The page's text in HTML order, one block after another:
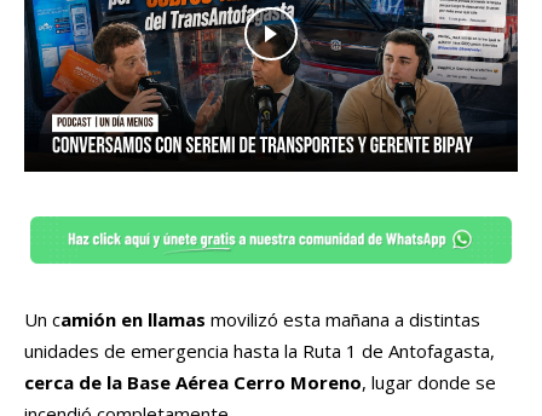
Un camión en llamas movilizó esta mañana a distintas
unidades de emergencia hasta la Ruta 1 de Antofagasta,
cerca de la Base Aérea Cerro Moreno, lugar donde se